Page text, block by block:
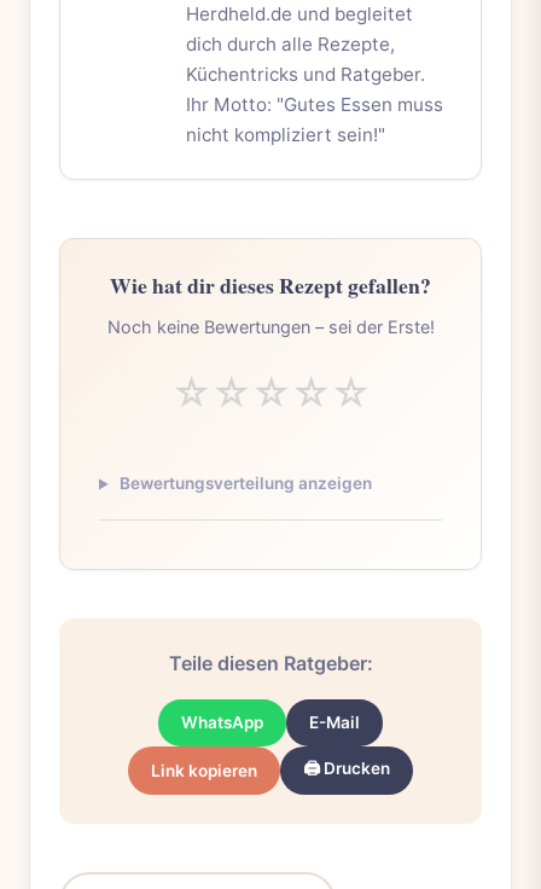
Herdheld.de und begleitet
dich durch alle Rezepte,
Küchentricks und Ratgeber.
Ihr Motto: "Gutes Essen muss
nicht kompliziert sein!"
Wie hat dir dieses Rezept gefallen?
Noch keine Bewertungen – sei der Erste!
☆☆☆☆☆
Bewertungsverteilung anzeigen
Teile diesen Ratgeber:
WhatsApp E-Mail
Link kopieren 🖨️ Drucken